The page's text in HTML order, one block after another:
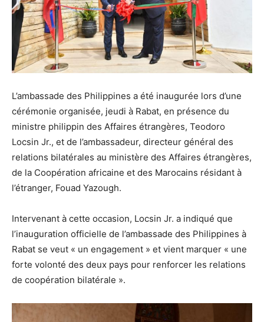
L’ambassade des Philippines a été inaugurée lors d’une
cérémonie organisée, jeudi à Rabat, en présence du
ministre philippin des Affaires étrangères, Teodoro
Locsin Jr., et de l’ambassadeur, directeur général des
relations bilatérales au ministère des Affaires étrangères,
de la Coopération africaine et des Marocains résidant à
l’étranger, Fouad Yazough.
Intervenant à cette occasion, Locsin Jr. a indiqué que
l’inauguration officielle de l’ambassade des Philippines à
Rabat se veut « un engagement » et vient marquer « une
forte volonté des deux pays pour renforcer les relations
de coopération bilatérale ».